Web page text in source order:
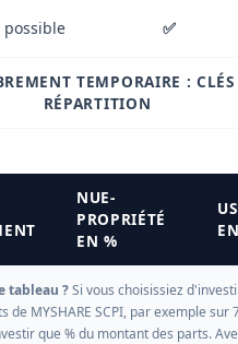
possible ✅
TEMPORAIRE : CLÉS
RÉPARTITION
NUE-
PROPRIÉTÉ
EN %
tableau ?Si vous choisissiez
de MYSHARE SCPI, par exemple sur
que % du montant des parts.